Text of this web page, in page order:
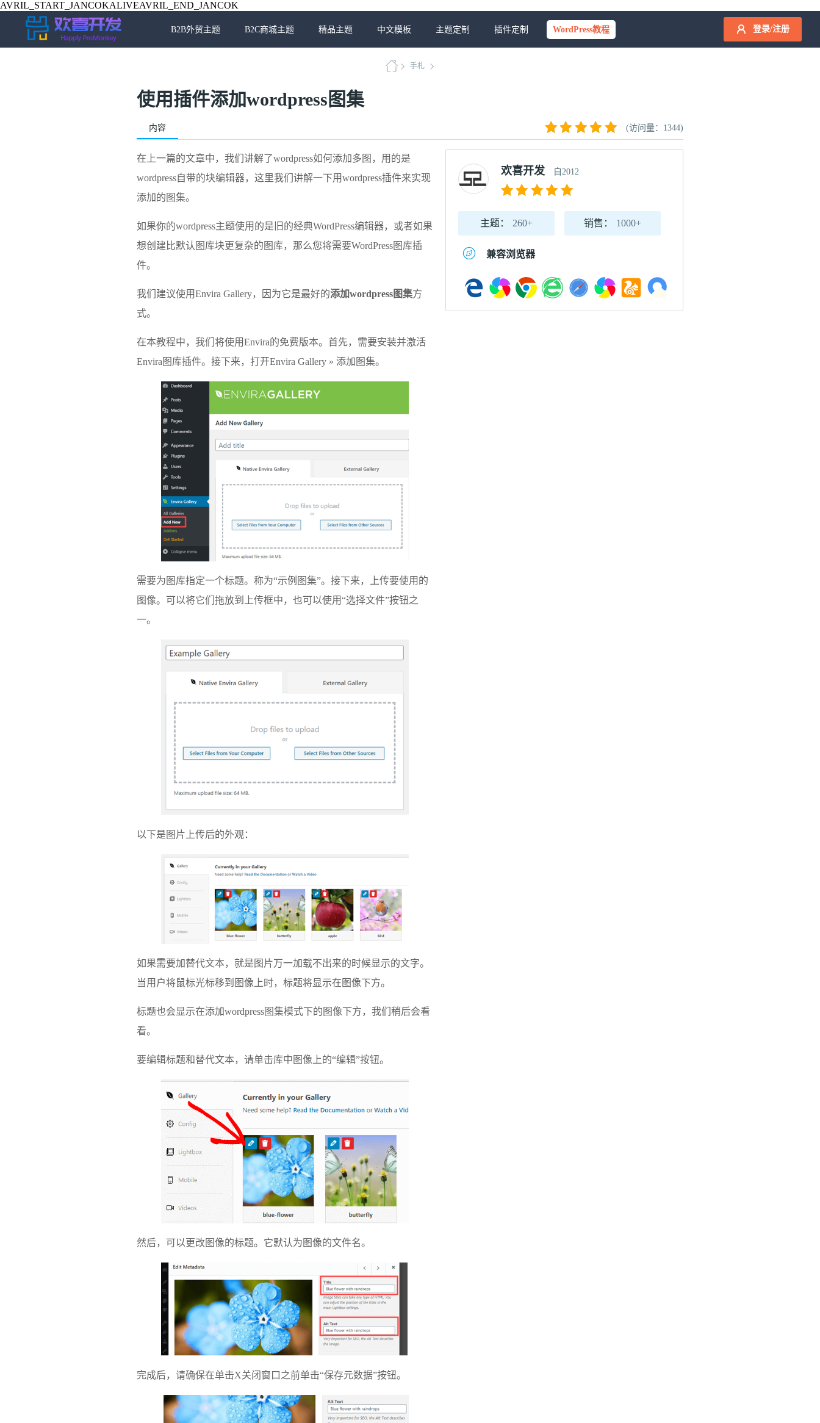
AVRIL_START_JANCOKALIVEAVRIL_END_JANCOK
B2B外贸主题 B2C商城主题 精品主题 中文模板 主题定制 插件定制 WordPress教程 登录/注册
手札
使用插件添加wordpress图集
内容 (访问量：1344)
在上一篇的文章中，我们讲解了wordpress如何添加多图 ，用的是
wordpress自带的块编辑器，这里我们讲解一下用wordpress插件来实现
添加的图集。
如果你的wordpress主题使用的是旧的经典WordPress编辑器，或者如果
想创建比默认图库块更复杂的图库，那么您将需要WordPress图库插
件。
我们建议使用Envira Gallery，因为它是最好的添加wordpress图集方
式。
在本教程中，我们将使用Envira的免费版本。首先，需要安装并激活
Envira图库插件。接下来，打开Envira Gallery » 添加图集。
需要为图库指定一个标题。称为“示例图集”。接下来，上传要使用的
图像。可以将它们拖放到上传框中，也可以使用“选择文件”按钮之
一。
以下是图片上传后的外观：
如果需要加替代文本，就是图片万一加载不出来的时候显示的文字。
当用户将鼠标光标移到图像上时，标题将显示在图像下方。
标题也会显示在添加wordpress图集模式下的图像下方，我们稍后会看
看。
要编辑标题和替代文本，请单击库中图像上的“编辑”按钮。
然后，可以更改图像的标题。它默认为图像的文件名。
完成后，请确保在单击X关闭窗口之前单击“保存元数据”按钮。
欢喜开发 自2012
主题： 260+ 销售： 1000+
兼容浏览器